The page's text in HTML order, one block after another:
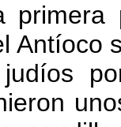
primera
Antíoco
judíos